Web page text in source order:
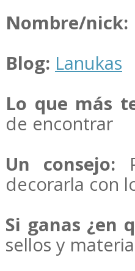
Nombre/nick:
Blog: Lanukas
Lo que más
de encontrar
Un consejo:
decorarla con
Si ganas ¿en
sellos y